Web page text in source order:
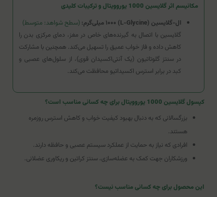
مکانیسم اثر گلایسین 1000 یوروویتال و ترکیبات کلیدی
ال-گلایسین (L-Glycine) ۱۰۰۰ میلی‌گرم:
(سطح شواهد: متوسط)
گلایسین با اتصال به گیرنده‌های خاص در مغز، دمای مرکزی بدن را
کاهش داده و فاز خواب عمیق را تسهیل می‌کند. همچنین با مشارکت
در سنتز گلوتاتیون (یک آنتی‌اکسیدان قوی)، از سلول‌های عصبی و
کبد در برابر استرس اکسیداتیو محافظت می‌کند.
کپسول گلایسین 1000 یوروویتال برای چه کسانی مناسب است؟
بزرگسالانی که به دنبال بهبود کیفیت خواب و کاهش استرس روزمره
هستند.
افرادی که نیاز به حمایت از عملکرد سیستم عصبی و حافظه دارند.
ورزشکاران جهت کمک به عضله‌سازی، سنتز کراتین و ریکاوری عضلانی.
این محصول برای چه کسانی مناسب نیست؟